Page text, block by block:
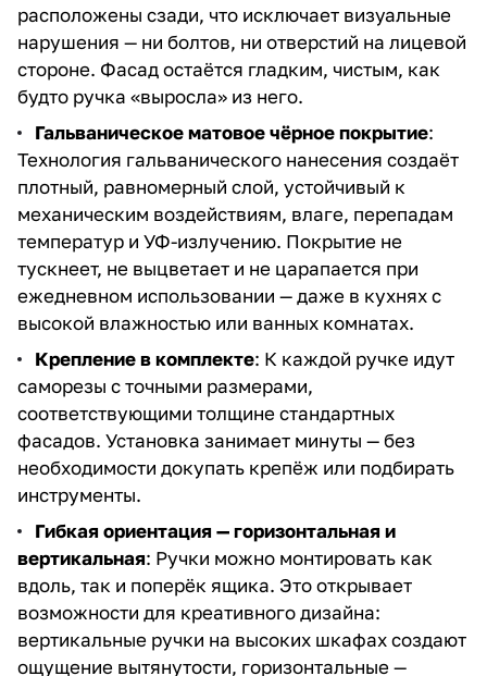
расположены сзади, что исключает визуальные
нарушения — ни болтов, ни отверстий на лицевой
стороне. Фасад остаётся гладким, чистым, как
будто ручка «выросла» из него.
Гальваническое матовое чёрное покрытие:
Технология гальванического нанесения создаёт
плотный, равномерный слой, устойчивый к
механическим воздействиям, влаге, перепадам
температур и УФ-излучению. Покрытие не
тускнеет, не выцветает и не царапается при
ежедневном использовании — даже в кухнях с
высокой влажностью или ванных комнатах.
Крепление в комплекте: К каждой ручке идут
саморезы с точными размерами,
соответствующими толщине стандартных
фасадов. Установка занимает минуты — без
необходимости докупать крепёж или подбирать
инструменты.
Гибкая ориентация — горизонтальная и
вертикальная: Ручки можно монтировать как
вдоль, так и поперёк ящика. Это открывает
возможности для креативного дизайна:
вертикальные ручки на высоких шкафах создают
ощущение вытянутости, горизонтальные —